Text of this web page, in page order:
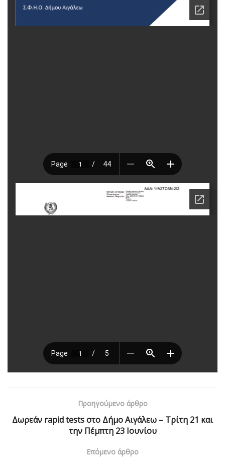
Προηγούμενο άρθρο
Δωρεάν rapid tests στο Δήμο Αιγάλεω – Τρίτη 21 και
την Πέμπτη 23 Ιουνίου
Επόμενο άρθρο